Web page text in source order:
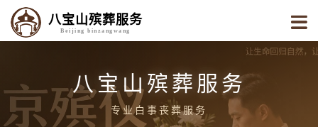
八宝山殡葬服务
Beijing binzangwang
八宝山殡葬服务
专业白事丧葬服务